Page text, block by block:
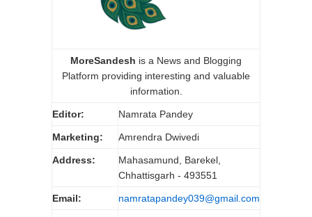
MoreSandesh is a News and Blogging
Platform providing interesting and valuable
information.
Editor: Namrata Pandey
Marketing: Amrendra Dwivedi
Address:
Mahasamund, Barekel,
Chhattisgarh - 493551
Email: namratapandey039@gmail.com